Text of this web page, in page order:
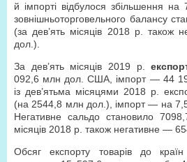
й імпорті відбулося збільшення
зовнішньоторговельного балансу
(за дев’ять місяців 2018 р. також
дол.).
За дев’ять місяців 2019 р.
092,6 млн дол. США, імпорт — 44
із дев’ятьма місяцями 2018 р.
(на 2544,8 млн дол.), імпорт — на
Негативне сальдо становило
місяців 2018 р. також негативне —
Обсяг експорту товарів до